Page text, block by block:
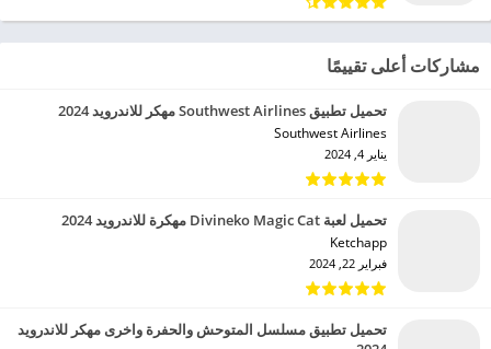
مشاركات أعلى تقييمًا
تحميل تطبيق Southwest Airlines مهكر للاندرويد 2024
Southwest Airlines‏
يناير 4, 2024
تحميل لعبة Divineko Magic Cat مهكرة للاندرويد 2024
Ketchapp‏
فبراير 22, 2024
تحميل تطبيق مسلسل المتوحش والحفرة واخرى مهكر للاندرويد